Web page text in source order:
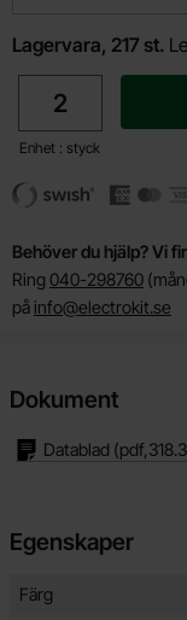
Lagervara, 217 st.
Enhet : styck
Behöver du hjälp? Vi
Ring 040-298760
på info@electrokit.se
Dokument
Datablad (pdf,
Egenskaper
Egenskaper/attribut för
Attribut
Färg